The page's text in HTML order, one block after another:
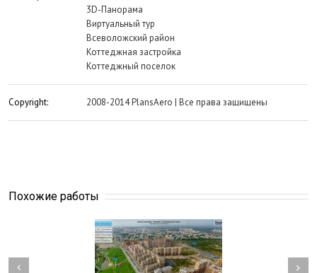
3D-Панорама
Виртуальный тур
Всеволожский район
Коттеджная застройка
Коттеджный поселок
Copyright: 2008-2014 PlansAero | Все права защищены
Похожие работы